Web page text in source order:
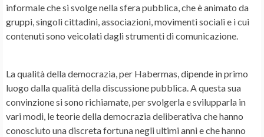
informale che si svolge nella sfera pubblica, che è animato da
gruppi, singoli cittadini, associazioni, movimenti sociali e i cui
contenuti sono veicolati dagli strumenti di comunicazione.
La qualità della democrazia, per Habermas, dipende in primo
luogo dalla qualità della discussione pubblica. A questa sua
convinzione si sono richiamate, per svolgerla e svilupparla in
vari modi, le teorie della democrazia deliberativa che hanno
conosciuto una discreta fortuna negli ultimi anni e che hanno